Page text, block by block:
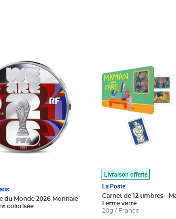
du Monde 2026 Monnaie
colorisée
Livraison offerte
La Poste
Carnet de 12 timbres -
Lettre verte
20g / France